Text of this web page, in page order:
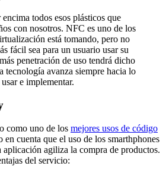
todos esos plásticos que
con nosotros. NFC es uno de los
está tomando, pero no
fácil sea para un usuario usar su
penetración de uso tendrá dicho
tecnología avanza siempre hacia lo
e implementar.
como uno de los mejores usos de código
en cuenta que el uso de los smarthphones
aplicación agiliza la compra de productos.
del servicio: